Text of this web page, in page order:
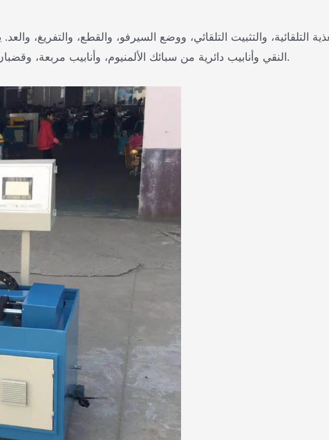
النقي وأنابيب دائرية من سبائك الألمنيوم، وأنابيب مربعة، وقضبان الألمنيوم. سطح القطع خال من الشفرات دون أي تشوه في الأنابيب.